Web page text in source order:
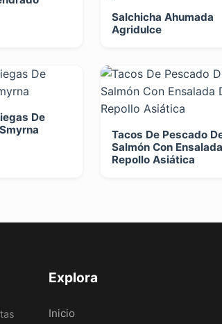
Salchicha Ahumada
Agridulce
De
Tacos De Pescado
Salmón Con
Repollo Asiática
Explora
Inicio